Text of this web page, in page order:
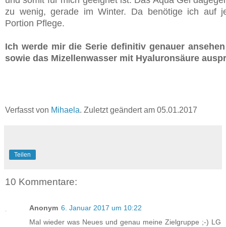
zu wenig, gerade im Winter. Da benötige ich auf
Portion Pflege.
Ich werde mir die Serie definitiv genauer
sowie das Mizellenwasser mit Hyaluronsäure
Verfasst von Mihaela. Zuletzt geändert am 05.01.2017
Teilen
10 Kommentare:
Anonym 6. Januar 2017 um 10:22
Mal wieder was Neues und genau meine Zielgruppe ;-) LG